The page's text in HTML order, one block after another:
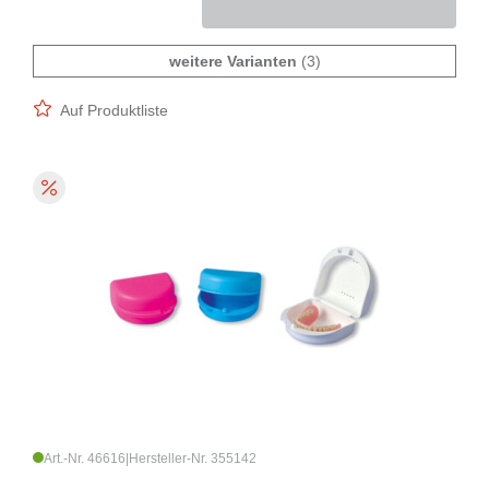
weitere Varianten (3)
Auf Produktliste
Art.-Nr. 46616 Hersteller-Nr. 355142